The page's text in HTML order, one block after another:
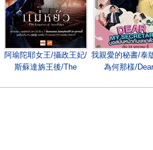
阿瑜陀耶女王/攝政王妃/
斯蘇達旃王後/The
我親愛的秘書/泰
為何那樣/